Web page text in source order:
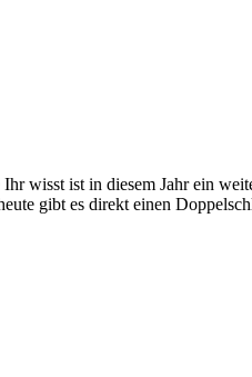
wisst ist in diesem Jahr ein
gibt es direkt einen